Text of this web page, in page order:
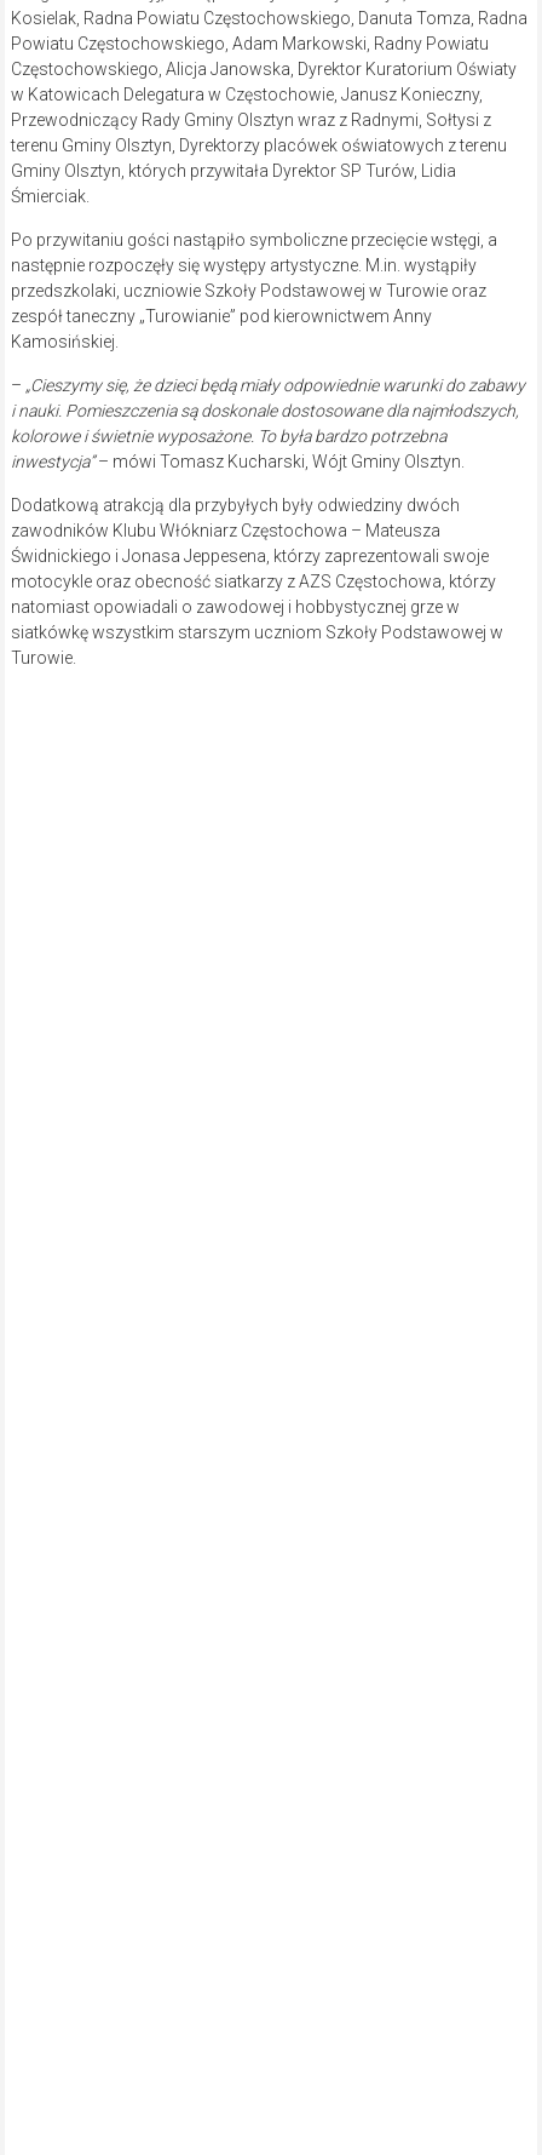
Kosielak, Radna Powiatu Częstochowskiego, Danuta Tomza, Radna
Powiatu Częstochowskiego, Adam Markowski, Radny Powiatu
Częstochowskiego, Alicja Janowska, Dyrektor Kuratorium Oświaty
w Katowicach Delegatura w Częstochowie, Janusz Konieczny,
Przewodniczący Rady Gminy Olsztyn wraz z Radnymi, Sołtysi z
terenu Gminy Olsztyn, Dyrektorzy placówek oświatowych z terenu
Gminy Olsztyn, których przywitała Dyrektor SP Turów, Lidia
Śmierciak.
Po przywitaniu gości nastąpiło symboliczne przecięcie wstęgi, a
następnie rozpoczęły się występy artystyczne. M.in. wystąpiły
przedszkolaki, uczniowie Szkoły Podstawowej w Turowie oraz
zespół taneczny „Turowianie” pod kierownictwem Anny
Kamosińskiej.
– „Cieszymy się, że dzieci będą miały odpowiednie warunki do zabawy
i nauki. Pomieszczenia są doskonale dostosowane dla najmłodszych,
kolorowe i świetnie wyposażone. To była bardzo potrzebna
inwestycja”– mówi Tomasz Kucharski, Wójt Gminy Olsztyn.
Dodatkową atrakcją dla przybyłych były odwiedziny dwóch
zawodników Klubu Włókniarz Częstochowa – Mateusza
Świdnickiego i Jonasa Jeppesena, którzy zaprezentowali swoje
motocykle oraz obecność siatkarzy z AZS Częstochowa, którzy
natomiast opowiadali o zawodowej i hobbystycznej grze w
siatkówkę wszystkim starszym uczniom Szkoły Podstawowej w
Turowie.